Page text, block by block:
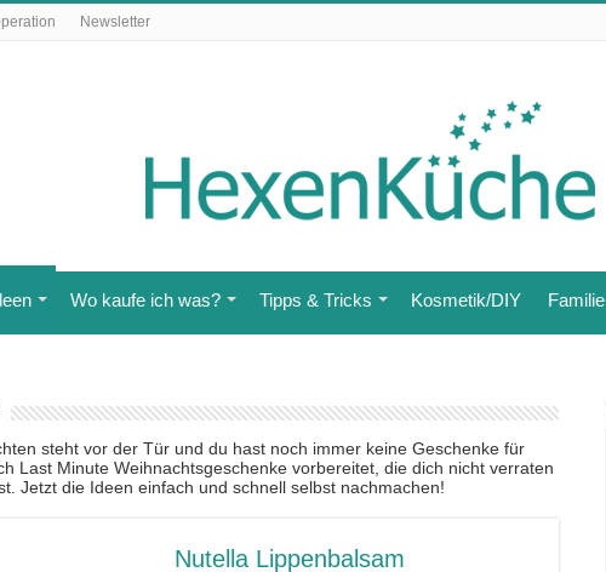
Newsletter
Wo kaufe ich was? Tipps & Tricks Kosmetik/DIY Familie
steht vor der Tür und du hast noch immer keine Geschenke für
Last Minute Weihnachtsgeschenke vorbereitet, die dich nicht verraten
Jetzt die Ideen einfach und schnell selbst nachmachen!
Nutella Lippenbalsam